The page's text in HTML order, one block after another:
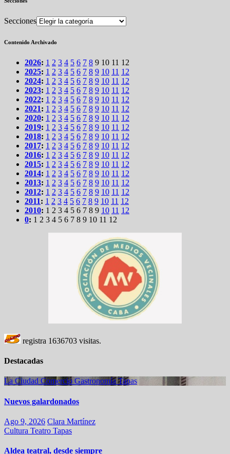
Secciones
Contenido Archivado
2026: 1 2 3 4 5 6 7 8 9 10 11 12
2025: 1 2 3 4 5 6 7 8 9 10 11 12
2024: 1 2 3 4 5 6 7 8 9 10 11 12
2023: 1 2 3 4 5 6 7 8 9 10 11 12
2022: 1 2 3 4 5 6 7 8 9 10 11 12
2021: 1 2 3 4 5 6 7 8 9 10 11 12
2020: 1 2 3 4 5 6 7 8 9 10 11 12
2019: 1 2 3 4 5 6 7 8 9 10 11 12
2018: 1 2 3 4 5 6 7 8 9 10 11 12
2017: 1 2 3 4 5 6 7 8 9 10 11 12
2016: 1 2 3 4 5 6 7 8 9 10 11 12
2015: 1 2 3 4 5 6 7 8 9 10 11 12
2014: 1 2 3 4 5 6 7 8 9 10 11 12
2013: 1 2 3 4 5 6 7 8 9 10 11 12
2012: 1 2 3 4 5 6 7 8 9 10 11 12
2011: 1 2 3 4 5 6 7 8 9 10 11 12
2010: 1 2 3 4 5 6 7 8 9 10 11 12
0: 1 2 3 4 5 6 7 8 9 10 11 12
registra 1636703 visitas.
Destacadas
La CiudadComercioGastronomíaTapas
Nuevos galardonados
Ago 9, 2026 Clara Martínez
Cultura Teatro Tapas
Aldea teatral, desde siempre